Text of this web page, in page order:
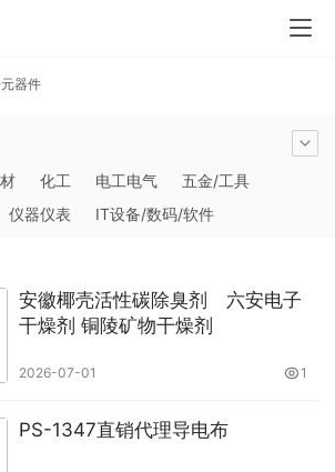
器件
化工 电工电气
五金/工具
仪器仪表
IT设备/数码/软件
货 能源 加工 照明
通信产品
皮革 办公/文教 其他未分类
安徽椰壳活性碳除臭剂 六安电子
干燥剂 铜陵矿物干燥剂
2026-07-01 1
PS-1347直销代理导电布